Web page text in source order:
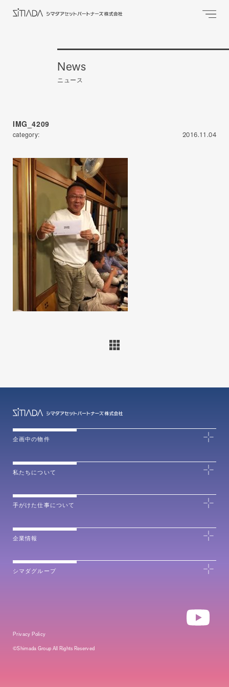
News
ニュース
IMG_4209
category: 2016.11.04
企画中の物件
私たちについて
手がけた仕事について
企業情報
シマダグループ
Privacy Policy
©Shimada Group All Rights Reserved